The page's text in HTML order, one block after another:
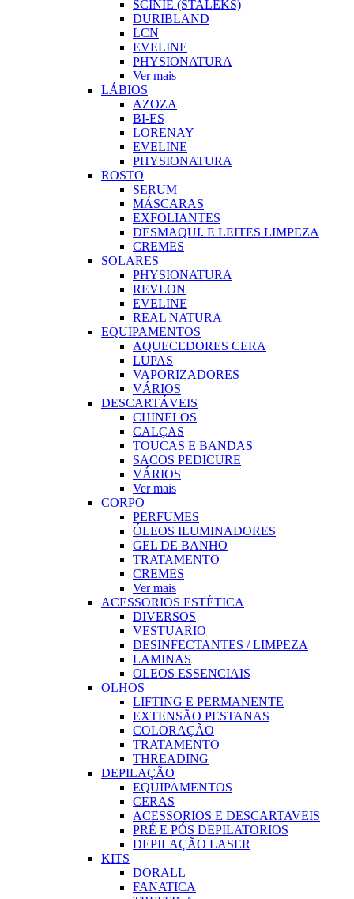
SCINIE (STALEKS)
DURIBLAND
LCN
EVELINE
PHYSIONATURA
Ver mais
LÁBIOS
AZOZA
BI-ES
LORENAY
EVELINE
PHYSIONATURA
ROSTO
SERUM
MÁSCARAS
EXFOLIANTES
DESMAQUI. E LEITES LIMPEZA
CREMES
SOLARES
PHYSIONATURA
REVLON
EVELINE
REAL NATURA
EQUIPAMENTOS
AQUECEDORES CERA
LUPAS
VAPORIZADORES
VÁRIOS
DESCARTÁVEIS
CHINELOS
CALÇAS
TOUCAS E BANDAS
SACOS PEDICURE
VÁRIOS
Ver mais
CORPO
PERFUMES
ÓLEOS ILUMINADORES
GEL DE BANHO
TRATAMENTO
CREMES
Ver mais
ACESSORIOS ESTÉTICA
DIVERSOS
VESTUARIO
DESINFECTANTES / LIMPEZA
LAMINAS
OLEOS ESSENCIAIS
OLHOS
LIFTING E PERMANENTE
EXTENSÃO PESTANAS
COLORAÇÃO
TRATAMENTO
THREADING
DEPILAÇÃO
EQUIPAMENTOS
CERAS
ACESSORIOS E DESCARTAVEIS
PRÉ E PÓS DEPILATORIOS
DEPILAÇÃO LASER
KITS
DORALL
FANATICA